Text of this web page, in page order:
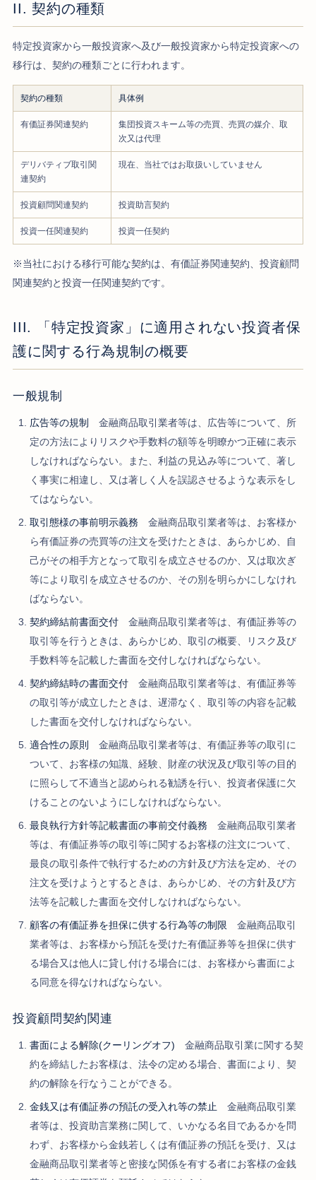
II. 契約の種類
特定投資家から一般投資家へ及び一般投資家から特定投資家への
移行は、契約の種類ごとに行われます。
契約の種類 具体例
有価証券関連契約
集団投資スキーム等の売買、売買の媒介、取
次又は代理
デリバティブ取引関
連契約
現在、当社ではお取扱いしていません
投資顧問関連契約 投資助言契約
投資一任関連契約 投資一任契約
※当社における移行可能な契約は、有価証券関連契約、投資顧問
関連契約と投資一任関連契約です。
III. 「特定投資家」に適用されない投資者保
護に関する行為規制の概要
一般規制
広告等の規制
金融商品取引業者等は、広告等について、所
定の方法によりリスクや手数料の額等を明瞭かつ正確に表示
しなければならない。また、利益の見込み等について、著し
く事実に相違し、又は著しく人を誤認させるような表示をし
てはならない。
取引態様の事前明示義務 金融商品取引業者等は、お客様か
ら有価証券の売買等の注文を受けたときは、あらかじめ、自
己がその相手方となって取引を成立させるのか、又は取次ぎ
等により取引を成立させるのか、その別を明らかにしなけれ
ばならない。
契約締結前書面交付 金融商品取引業者等は、有価証券等の
取引等を行うときは、あらかじめ、取引の概要、リスク及び
手数料等を記載した書面を交付しなければならない。
契約締結時の書面交付 金融商品取引業者等は、有価証券等
の取引等が成立したときは、遅滞なく、取引等の内容を記載
した書面を交付しなければならない。
適合性の原則
金融商品取引業者等は、有価証券等の取引に
ついて、お客様の知識、経験、財産の状況及び取引等の目的
に照らして不適当と認められる勧誘を行い、投資者保護に欠
けることのないようにしなければならない。
最良執行方針等記載書面の事前交付義務 金融商品取引業者
等は、有価証券等の取引等に関するお客様の注文について、
最良の取引条件で執行するための方針及び方法を定め、その
注文を受けようとするときは、あらかじめ、その方針及び方
法等を記載した書面を交付しなければならない。
顧客の有価証券を担保に供する行為等の制限 金融商品取引
業者等は、お客様から預託を受けた有価証券等を担保に供す
る場合又は他人に貸し付ける場合には、お客様から書面によ
る同意を得なければならない。
投資顧問契約関連
書面による解除(クーリングオフ) 金融商品取引業に関する契
約を締結したお客様は、法令の定める場合、書面により、契
約の解除を行なうことができる。
金銭又は有価証券の預託の受入れ等の禁止
金融商品取引業
者等は、投資助言業務に関して、いかなる名目であるかを問
わず、お客様から金銭若しくは有価証券の預託を受け、又は
金融商品取引業者等と密接な関係を有する者にお客様の金銭